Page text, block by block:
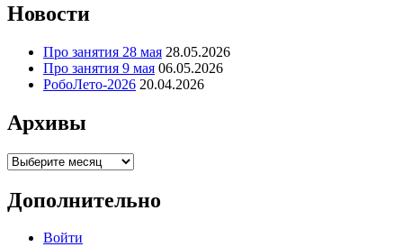
Новости
Про занятия 28 мая 28.05.2026
Про занятия 9 мая 06.05.2026
РобоЛето-2026 20.04.2026
Архивы
Архивы
Дополнительно
Войти